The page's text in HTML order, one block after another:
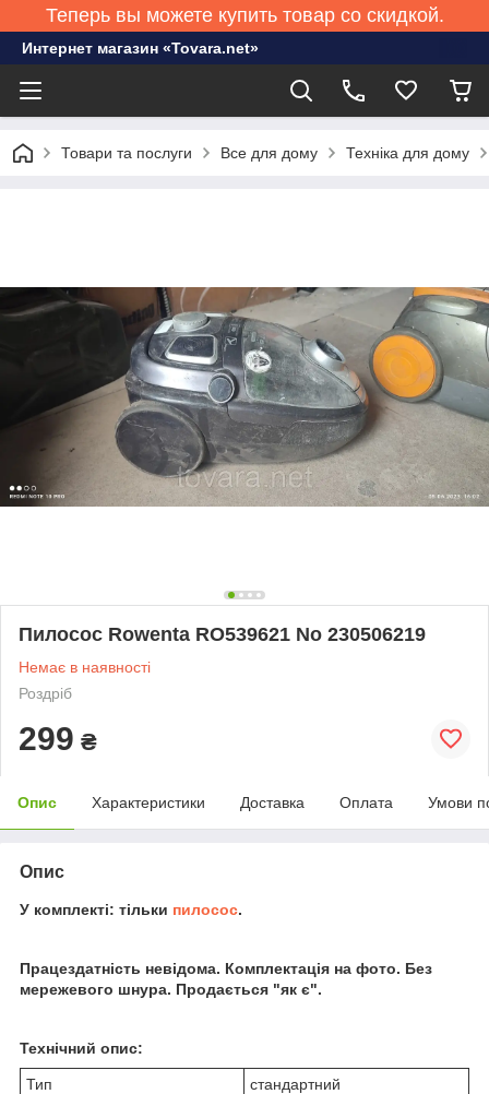
Теперь вы можете купить товар со скидкой.
Интернет магазин «Tovara.net»
Товари та послуги Все для дому Техніка для дому
Пилосос Rowenta RO539621 No 230506219
Немає в наявності
Роздріб
299 ₴
Опис Характеристики Доставка Оплата Умови
Опис
У комплекті: тільки пилосос.
Працездатність невідома. Комплектація на фото. Без
мережевого шнура. Продається "як є".
Технічний опис:
Тип
стандартний